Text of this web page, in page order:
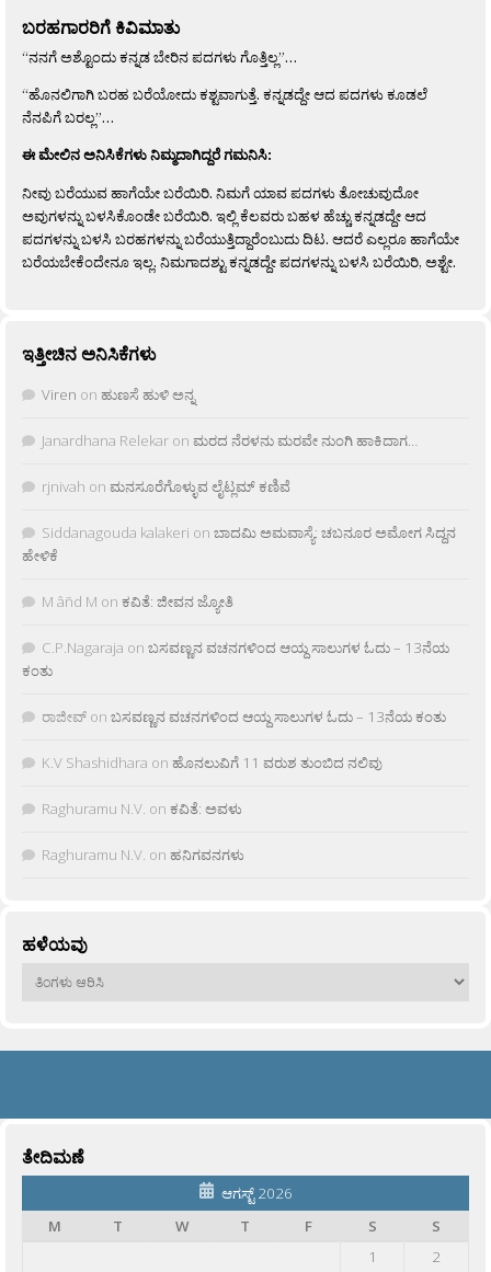
ಬರಹಗಾರರಿಗೆ ಕಿವಿಮಾತು
“ನನಗೆ ಅಶ್ಟೊಂದು ಕನ್ನಡ ಬೇರಿನ ಪದಗಳು ಗೊತ್ತಿಲ್ಲ”…
“ಹೊನಲಿಗಾಗಿ ಬರಹ ಬರೆಯೋದು ಕಶ್ಟವಾಗುತ್ತೆ. ಕನ್ನಡದ್ದೇ ಆದ ಪದಗಳು ಕೂಡಲೆ
ನೆನಪಿಗೆ ಬರಲ್ಲ”…
ಈ ಮೇಲಿನ ಅನಿಸಿಕೆಗಳು ನಿಮ್ಮದಾಗಿದ್ದರೆ ಗಮನಿಸಿ:
ನೀವು ಬರೆಯುವ ಹಾಗೆಯೇ ಬರೆಯಿರಿ. ನಿಮಗೆ ಯಾವ ಪದಗಳು ತೋಚುವುದೋ
ಅವುಗಳನ್ನು ಬಳಸಿಕೊಂಡೇ ಬರೆಯಿರಿ. ಇಲ್ಲಿ ಕೆಲವರು ಬಹಳ ಹೆಚ್ಚು ಕನ್ನಡದ್ದೇ ಆದ
ಪದಗಳನ್ನು ಬಳಸಿ ಬರಹಗಳನ್ನು ಬರೆಯುತ್ತಿದ್ದಾರೆಂಬುದು ದಿಟ. ಆದರೆ ಎಲ್ಲರೂ ಹಾಗೆಯೇ
ಬರೆಯಬೇಕೆಂದೇನೂ ಇಲ್ಲ. ನಿಮಗಾದಶ್ಟು ಕನ್ನಡದ್ದೇ ಪದಗಳನ್ನು ಬಳಸಿ ಬರೆಯಿರಿ, ಅಶ್ಟೇ.
ಇತ್ತೀಚಿನ ಅನಿಸಿಕೆಗಳು
Viren on ಹುಣಸೆ ಹುಳಿ ಅನ್ನ
Janardhana Relekar on ಮರದ ನೆರಳನು ಮರವೇ ನುಂಗಿ ಹಾಕಿದಾಗ…
rjnivah on ಮನಸೂರೆಗೊಳ್ಳುವ ಲೈಟ್ಲಮ್ ಕಣಿವೆ
Siddanagouda kalakeri on ಬಾದಮಿ ಅಮವಾಸ್ಯೆ: ಚಬನೂರ ಅಮೋಗ ಸಿದ್ದನ
ಹೇಳಿಕೆ
M âñd M on ಕವಿತೆ: ಜೀವನ ಜ್ಯೋತಿ
C.P.Nagaraja on ಬಸವಣ್ಣನ ವಚನಗಳಿಂದ ಆಯ್ದ ಸಾಲುಗಳ ಓದು – 13ನೆಯ
ಕಂತು
ರಾಜೀವ್ on ಬಸವಣ್ಣನ ವಚನಗಳಿಂದ ಆಯ್ದ ಸಾಲುಗಳ ಓದು – 13ನೆಯ ಕಂತು
K.V Shashidhara on ಹೊನಲುವಿಗೆ 11 ವರುಶ ತುಂಬಿದ ನಲಿವು
Raghuramu N.V. on ಕವಿತೆ: ಅವಳು
Raghuramu N.V. on ಹನಿಗವನಗಳು
ಹಳೆಯವು
ಹಳೆಯವು
ತೇದಿಮಣೆ
ಆಗಸ್ಟ್ 2026
M
T W T F S
S
1
2